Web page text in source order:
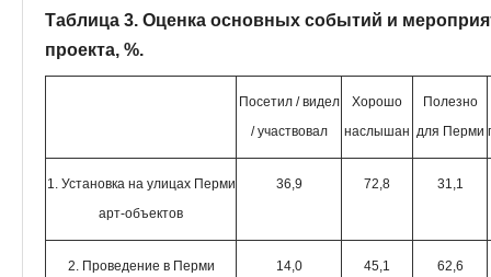
Таблица 3. Оценка основных событий и
проекта, %.
Посетил / видел
/ участвовал
Хорошо
наслышан
Полезно
для Перми
1. Установка на улицах Перми
арт-объектов
36,9 72,8 31,1
2. Проведение в Перми
14,0 45,1 62,6